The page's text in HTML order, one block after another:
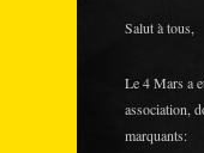
Salut à tous,
Le 4 Mars a
association,
marquants: